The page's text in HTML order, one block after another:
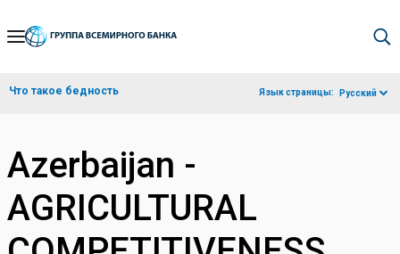
Skip
Navigation
Что такое бедность Язык страницы: Русский
Azerbaijan -
AGRICULTURAL